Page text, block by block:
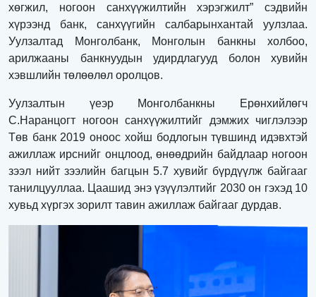
хөгжил, ногоон санхүүжилтийн хэрэгжилт” сэдвийн
хүрээнд банк, санхүүгийн салбарынхантай уулзлаа.
Уулзалтад Монголбанк, Монголын банкны холбоо,
арилжааны банкнуудын удирдлагууд болон хувийн
хэвшлийн төлөөлөл оролцов.
Уулзалтын үеэр Монголбанкны Ерөнхийлөгч
С.Наранцогт ногоон санхүүжилтийг дэмжих чиглэлээр
Төв банк 2019 оноос хойш бодлогын түвшинд идэвхтэй
ажиллаж ирснийг онцлоод, өнөөдрийн байдлаар ногоон
зээл нийт зээлийн багцын 5.7 хувийг бүрдүүлж байгааг
танилцууллаа. Цаашид энэ үзүүлэлтийг 2030 он гэхэд 10
хувьд хүргэх зорилт тавин ажиллаж байгааг дурдав.